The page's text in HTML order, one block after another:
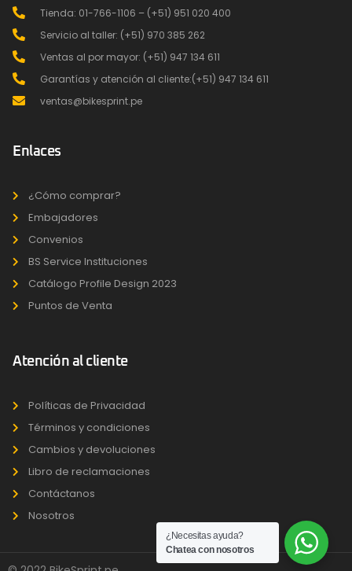
Tienda: 01-766-1106 – (+51) 951 020 400
Servicio al taller: (+51) 970 385 262
Ventas al por mayor: (+51) 947 134 611
Garantías y atención al cliente:(+51) 947 134 611
ventas@bikesprint.pe
Enlaces
¿Cómo comprar?
Embajadores
Convenios
BS Service Instituciones
Catálogo Profile Design 2023
Puntos de Venta
Atención al cliente
Políticas de Privacidad
Términos y condiciones
Cambios y devoluciones
Libro de reclamaciones
Contáctanos
Nosotros
¿Necesitas ayuda?
Chatea con nosotros